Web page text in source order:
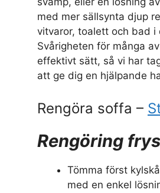
med mer sällsynta djup
vitvaror, toalett och bad i
Svårigheten för många
effektivt sätt, så vi har
att ge dig en hjälpande
Rengöra soffa –
Rengöring frys
Tömma först
med en enkel